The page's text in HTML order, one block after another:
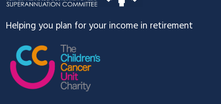
Helping you plan for your income in retirement